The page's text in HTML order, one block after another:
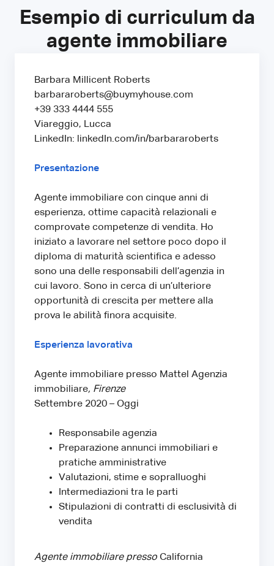
Esempio di curriculum da
agente immobiliare
Barbara Millicent Roberts
barbararoberts@buymyhouse.com
+39 333 4444 555
Viareggio, Lucca
LinkedIn: linkedIn.com/in/barbararoberts
Presentazione
Agente immobiliare con cinque anni di
esperienza, ottime capacità relazionali e
comprovate competenze di vendita. Ho
iniziato a lavorare nel settore poco dopo il
diploma di maturità scientifica e adesso
sono una delle responsabili dell’agenzia in
cui lavoro. Sono in cerca di un’ulteriore
opportunità di crescita per mettere alla
prova le abilità finora acquisite.
Esperienza lavorativa
Agente immobiliare presso Mattel Agenzia
immobiliare, Firenze
Settembre 2020 – Oggi
Responsabile agenzia
Preparazione annunci immobiliari e
pratiche amministrative
Valutazioni, stime e sopralluoghi
Intermediazioni tra le parti
Stipulazioni di contratti di esclusività di
vendita
Agente immobiliare presso California